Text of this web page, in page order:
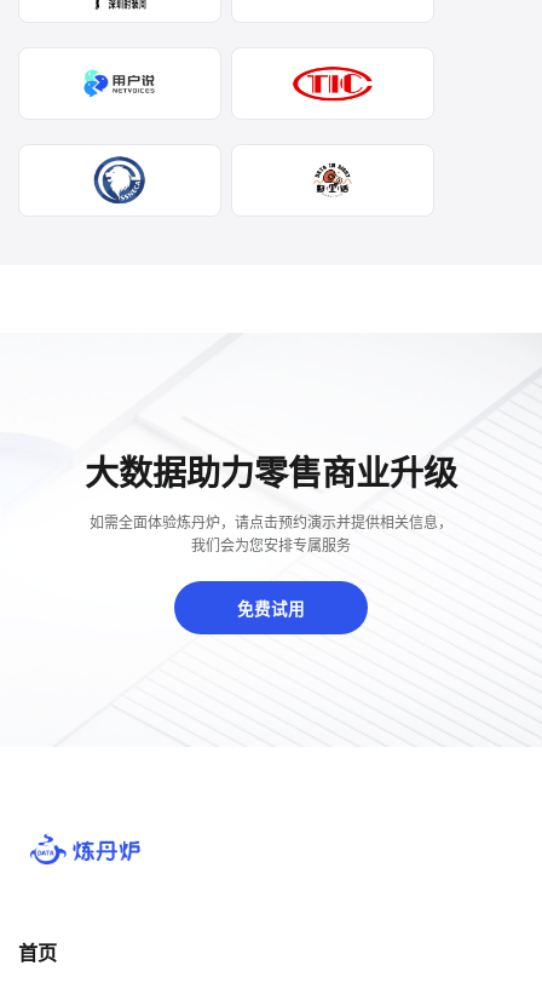
大数据助力零售商业升级
如需全面体验炼丹炉，请点击预约演示并提供相关信息，
我们会为您安排专属服务
免费试用
首页